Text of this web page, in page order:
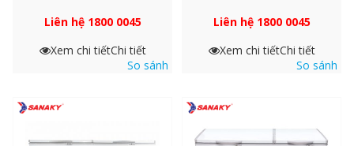
Liên hệ 1800 0045
Xem chi tiếtChi tiết
So sánh
Liên hệ 1800 0045
Xem chi tiếtChi tiết
So sánh